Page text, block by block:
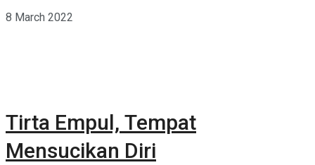
8 March 2022
Tirta Empul, Tempat
Mensucikan Diri